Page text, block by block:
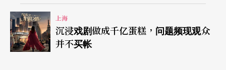
就能值回票价！」真是「久违的良心之作」。
土味足，诚意也十足
上海
沉浸戏剧做成千亿蛋糕，问题频现观众
并不买帐